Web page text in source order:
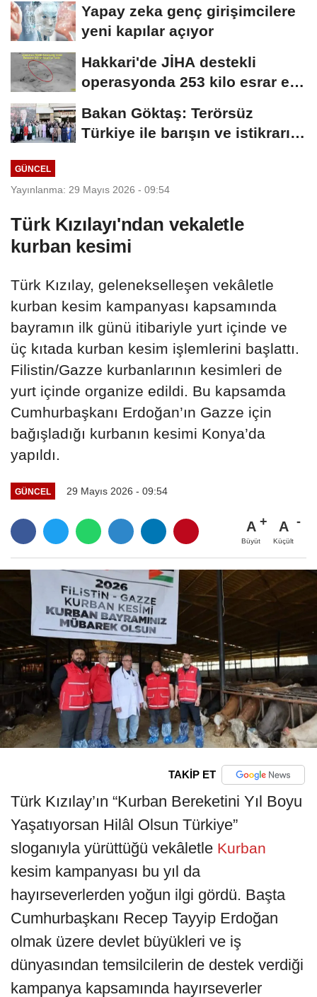
Yapay zeka genç girişimcilere
yeni kapılar açıyor
Hakkari'de JİHA destekli
operasyonda 253 kilo esrar ele
Bakan Göktaş: Terörsüz
Türkiye ile barışın ve istikrarın
GÜNCEL
Yayınlanma: 29 Mayıs 2026 - 09:54
Türk Kızılayı'ndan vekaletle
kurban kesimi
Türk Kızılay, gelenekselleşen vekâletle
kurban kesim kampanyası kapsamında
bayramın ilk günü itibariyle yurt içinde ve
üç kıtada kurban kesim işlemlerini başlattı.
Filistin/Gazze kurbanlarının kesimleri de
yurt içinde organize edildi. Bu kapsamda
Cumhurbaşkanı Erdoğan’ın Gazze için
bağışladığı kurbanın kesimi Konya’da
yapıldı.
GÜNCEL 29 Mayıs 2026 - 09:54
A
Büyüt
A
Küçült
TAKİP ET
Türk Kızılay’ın “Kurban Bereketini Yıl Boyu
Yaşatıyorsan Hilâl Olsun Türkiye”
sloganıyla yürüttüğü vekâletle Kurban
kesim kampanyası bu yıl da
hayırseverlerden yoğun ilgi gördü. Başta
Cumhurbaşkanı Recep Tayyip Erdoğan
olmak üzere devlet büyükleri ve iş
dünyasından temsilcilerin de destek verdiği
kampanya kapsamında hayırseverler